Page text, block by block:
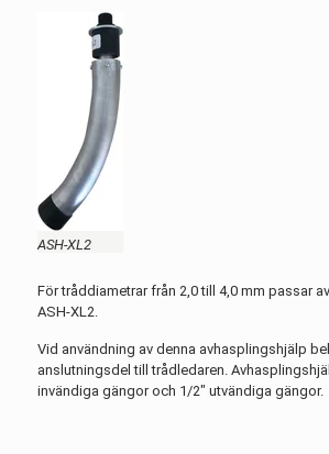
ASH-XL2
För tråddiametrar från 2,0 till 4,0 mm passar
ASH-XL2.
Vid användning av denna avhasplingshjälp
anslutningsdel till trådledaren.
invändiga gängor och 1/2" utvändiga gängor.